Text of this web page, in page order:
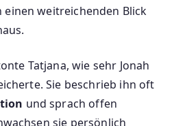
einen weitreichenden Blick
Tatjana, wie sehr Jonah
Sie beschrieb ihn oft
und sprach offen
sie persönlich